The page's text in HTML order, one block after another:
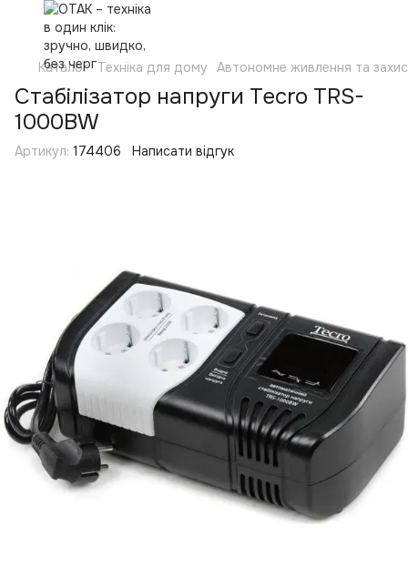
Каталог Техніка для дому Автономне живлення та
Стабілізатор напруги Tecro TRS-
1000BW
Артикул: 174406 Написати відгук